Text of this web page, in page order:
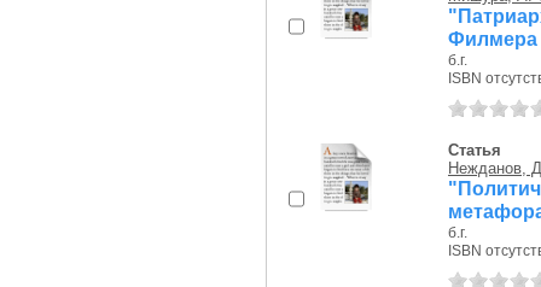
Филмера
б.г.
ISBN
Статья
Нежданов,
б.г.
ISBN